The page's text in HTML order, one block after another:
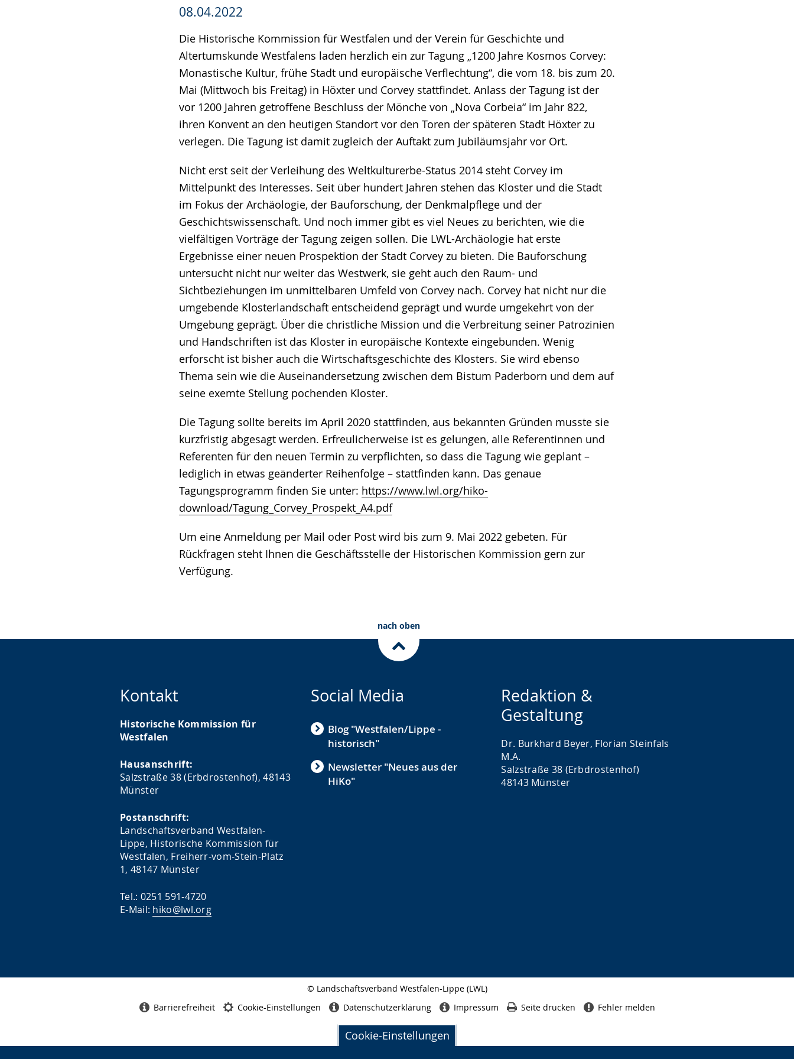
Cookie-Einstellungen
08.04.2022
Die Historische Kommission für Westfalen und der Verein für Geschichte und
Altertumskunde Westfalens laden herzlich ein zur Tagung „1200 Jahre Kosmos Corvey:
Monastische Kultur, frühe Stadt und europäische Verflechtung“, die vom 18. bis zum 20.
Mai (Mittwoch bis Freitag) in Höxter und Corvey stattfindet. Anlass der Tagung ist der
vor 1200 Jahren getroffene Beschluss der Mönche von „Nova Corbeia“ im Jahr 822,
ihren Konvent an den heutigen Standort vor den Toren der späteren Stadt Höxter zu
verlegen. Die Tagung ist damit zugleich der Auftakt zum Jubiläumsjahr vor Ort.
Nicht erst seit der Verleihung des Weltkulturerbe-Status 2014 steht Corvey im
Mittelpunkt des Interesses. Seit über hundert Jahren stehen das Kloster und die Stadt
im Fokus der Archäologie, der Bauforschung, der Denkmalpflege und der
Geschichtswissenschaft. Und noch immer gibt es viel Neues zu berichten, wie die
vielfältigen Vorträge der Tagung zeigen sollen. Die LWL-Archäologie hat erste
Ergebnisse einer neuen Prospektion der Stadt Corvey zu bieten. Die Bauforschung
untersucht nicht nur weiter das Westwerk, sie geht auch den Raum- und
Sichtbeziehungen im unmittelbaren Umfeld von Corvey nach. Corvey hat nicht nur die
umgebende Klosterlandschaft entscheidend geprägt und wurde umgekehrt von der
Umgebung geprägt. Über die christliche Mission und die Verbreitung seiner Patrozinien
und Handschriften ist das Kloster in europäische Kontexte eingebunden. Wenig
erforscht ist bisher auch die Wirtschaftsgeschichte des Klosters. Sie wird ebenso
Thema sein wie die Auseinandersetzung zwischen dem Bistum Paderborn und dem auf
seine exemte Stellung pochenden Kloster.
Die Tagung sollte bereits im April 2020 stattfinden, aus bekannten Gründen musste sie
kurzfristig abgesagt werden. Erfreulicherweise ist es gelungen, alle Referentinnen und
Referenten für den neuen Termin zu verpflichten, so dass die Tagung wie geplant –
lediglich in etwas geänderter Reihenfolge – stattfinden kann. Das genaue
Tagungsprogramm finden Sie unter: https://www.lwl.org/hiko-
download/Tagung_Corvey_Prospekt_A4.pdf
Um eine Anmeldung per Mail oder Post wird bis zum 9. Mai 2022 gebeten. Für
Rückfragen steht Ihnen die Geschäftsstelle der Historischen Kommission gern zur
Verfügung.
nach oben
Kontakt
Historische Kommission für
Westfalen
Hausanschrift:
Salzstraße 38 (Erbdrostenhof), 48143
Münster
Postanschrift:
Landschaftsverband Westfalen-
Lippe, Historische Kommission für
Westfalen, Freiherr-vom-Stein-Platz
1, 48147 Münster
Tel.: 0251 591-4720
E-Mail: hiko@lwl.org
Social Media
Blog "Westfalen/Lippe -
historisch"
Newsletter "Neues aus der
HiKo"
Redaktion &
Gestaltung
Dr. Burkhard Beyer, Florian Steinfals
M.A.
Salzstraße 38 (Erbdrostenhof)
48143 Münster
© Landschaftsverband Westfalen-Lippe (LWL)
Barrierefreiheit Cookie-Einstellungen Datenschutzerklärung Impressum Seite drucken Fehler melden